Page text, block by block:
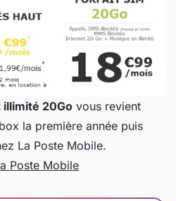
20Go vous revient
la première année puis
La Poste Mobile.
Poste Mobile